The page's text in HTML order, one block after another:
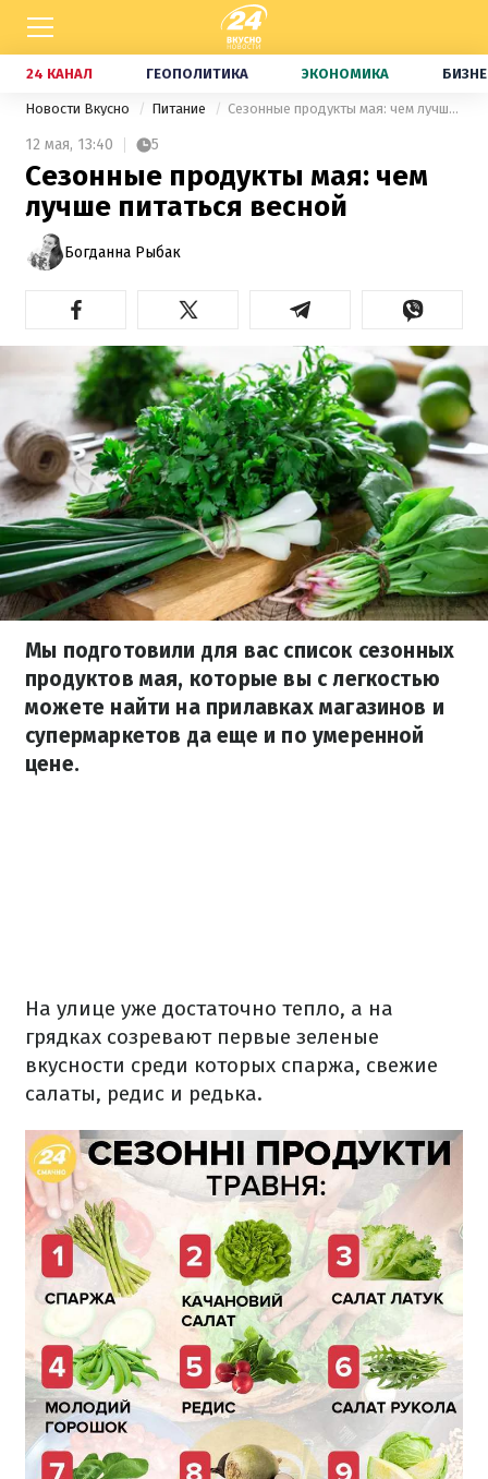
24 КАНАЛ ГЕОПОЛИТИКА ЭКОНОМИКА
Новости Вкусно Питание Сезонные продукты мая: чем лучше питаться весной
12 мая, 13:40 5
Сезонные продукты мая: чем
лучше питаться весной
Богданна Рыбак
Мы подготовили для вас список сезонных
продуктов мая, которые вы с легкостью
можете найти на прилавках магазинов и
супермаркетов да еще и по умеренной
цене.
На улице уже достаточно тепло, а на
грядках созревают первые зеленые
вкусности среди которых спаржа, свежие
салаты, редис и редька.